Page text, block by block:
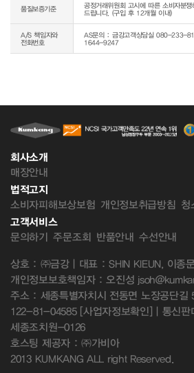
품질보증기준
공정거래위원회 고시에 따른 소비자분
드립니다. (구입 후 12개월 이내)
A/S 책임자와
전화번호
AS문의 : 금강고객상담실 080-233-
1644-9247
회사소개
매장안내
법적고지
소비자피해보상보험 개인정보취급방침 청
고객서비스
문의하기 주문조회 반품안내 수선안내
상호 : ㈜금강 | 대표 : SHIN KIEUN, 이종
개인정보보호책임자 : 오진성
주소 : 세종특별자치시 전동면 노장공단길
122-81-04585 [사업자정보확인] | 통신
세종조치원-0126
호스팅 제공자 : ㈜가비아
2013 KUMKANG ALL right Reserved.